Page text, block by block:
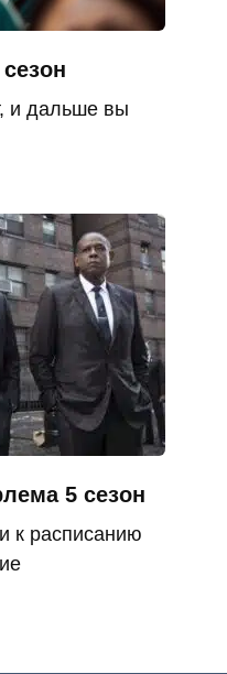
и дальше вы
5 сезон
к расписанию